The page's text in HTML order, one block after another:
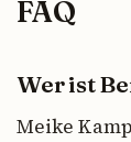
FAQ
Wer ist
Meike